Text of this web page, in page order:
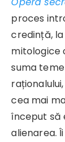
proces
credință,
mitologice
suma
cea mai
început să
alienarea.